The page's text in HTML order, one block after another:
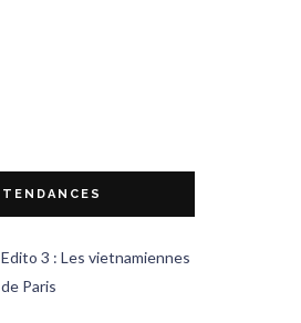
TENDANCES
Edito 3 : Les vietnamiennes
de Paris